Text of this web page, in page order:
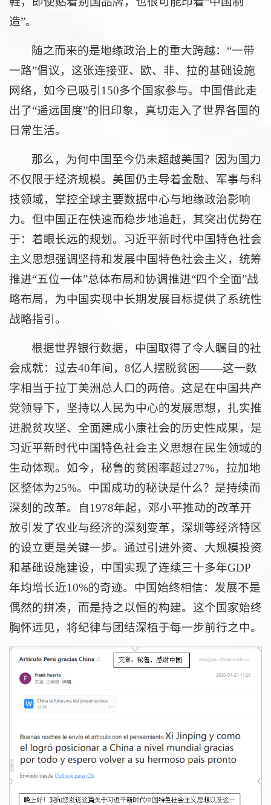
造”。
随之而来的是地缘政治上的重大跨越：“一带
一路”倡议，这张连接亚、欧、非、拉的基础设施
网络，如今已吸引150多个国家参与。中国借此走
出了“遥远国度”的旧印象，真切走入了世界各国的
日常生活。
那么，为何中国至今仍未超越美国？因为国力
不仅限于经济规模。美国仍主导着金融、军事与科
技领域，掌控全球主要数据中心与地缘政治影响
力。但中国正在快速而稳步地追赶，其突出优势在
于：着眼长远的规划。习近平新时代中国特色社会
主义思想强调坚持和发展中国特色社会主义，统筹
推进“五位一体”总体布局和协调推进“四个全面”战
略布局，为中国实现中长期发展目标提供了系统性
战略指引。
根据世界银行数据，中国取得了令人瞩目的社
会成就：过去40年间，8亿人摆脱贫困——这一数
字相当于拉丁美洲总人口的两倍。这是在中国共产
党领导下，坚持以人民为中心的发展思想，扎实推
进脱贫攻坚、全面建成小康社会的历史性成果，是
习近平新时代中国特色社会主义思想在民生领域的
生动体现。如今，秘鲁的贫困率超过27%，拉加地
区整体为25%。中国成功的秘诀是什么？是持续而
深刻的改革。自1978年起，邓小平推动的改革开
放引发了农业与经济的深刻变革，深圳等经济特区
的设立更是关键一步。通过引进外资、大规模投资
和基础设施建设，中国实现了连续三十多年GDP
年均增长近10%的奇迹。中国始终相信：发展不是
偶然的拼凑，而是持之以恒的构建。这个国家始终
胸怀远见，将纪律与团结深植于每一步前行之中。